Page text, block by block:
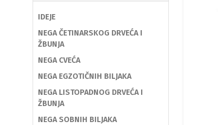
IDEJE
NEGA ČETINARSKOG DRVEĆA I
ŽBUNJA
NEGA CVEĆA
NEGA EGZOTIČNIH BILJAKA
NEGA LISTOPADNOG DRVEĆA I
ŽBUNJA
NEGA SOBNIH BILJAKA